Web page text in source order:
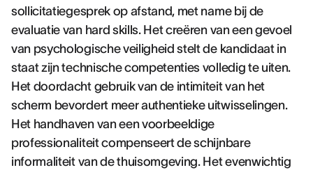
sollicitatiegesprek op afstand, met name bij de
evaluatie van hard skills. Het creëren van een gevoel
van psychologische veiligheid stelt de kandidaat in
staat zijn technische competenties volledig te uiten.
Het doordacht gebruik van de intimiteit van het
scherm bevordert meer authentieke uitwisselingen.
Het handhaven van een voorbeeldige
professionaliteit compenseert de schijnbare
informaliteit van de thuisomgeving. Het evenwichtig